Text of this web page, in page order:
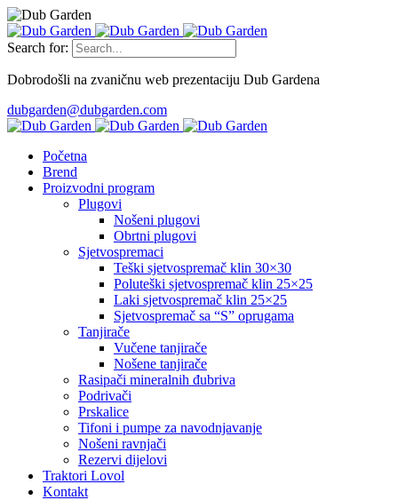
Search for:
Dobrodošli na zvaničnu web prezentaciju Dub Gardena
dubgarden@dubgarden.com
Početna
Brend
Proizvodni program
Plugovi
Nošeni plugovi
Obrtni plugovi
Sjetvospremaci
Teški sjetvospremač klin 30×30
Poluteški sjetvospremač klin 25×25
Laki sjetvospremač klin 25×25
Sjetvospremač sa “S” oprugama
Tanjirače
Vučene tanjirače
Nošene tanjirače
Rasipači mineralnih đubriva
Podrivači
Prskalice
Tifoni i pumpe za navodnjavanje
Nošeni ravnjači
Rezervi dijelovi
Traktori Lovol
Kontakt